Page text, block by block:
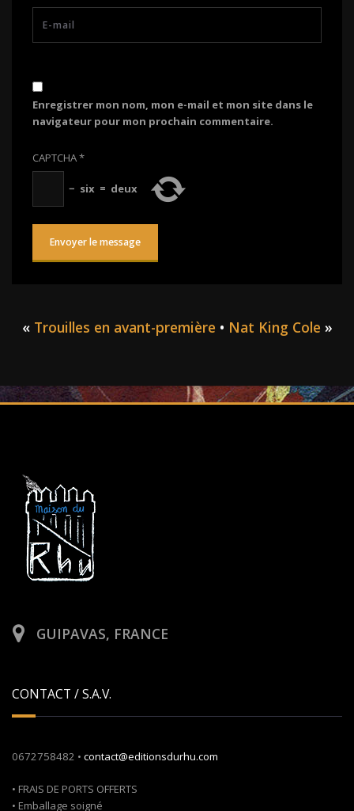
Enregistrer mon nom, mon e-mail et mon site dans le
navigateur pour mon prochain commentaire.
CAPTCHA*
− six = deux
« Trouilles en avant-première • Nat King Cole »
GUIPAVAS, FRANCE
CONTACT / S.A.V.
0672758482 • contact@editionsdurhu.com
• FRAIS DE PORTS OFFERTS
• Emballage soigné